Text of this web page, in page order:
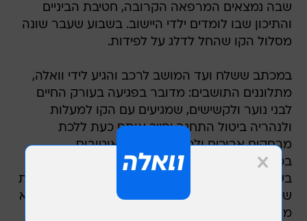
שבה נמצאים המרפאה הקרובה, חטיבת הביניים
והתיכון שבו לומדים ילדי היישוב. בשבוע שעבר שונה
מסלול הקו שהחל לדלג על לפידות.
במכתב ששלח ועד המושב לרכב והגיע לידי וואלה,
מתלוננים התושבים: מדובר בפגיעה בעורק החיים
לבני נוער ולקשישים, שמגיעים עם הקו למעלות
ולנהריה ביטול התחנה יחייב אותם כעת ללכת
מרחקים ארוכים ולרדת להחלפת אוטובוס
בשעה. הנערים שלומדים בכברי צריכים להחליף כעת
שני אוטובוסים בדרך לבית ספר, כשהתדירות היא לא
מה שמכירים מירושלים, תל אביב או חיפה. נגישות